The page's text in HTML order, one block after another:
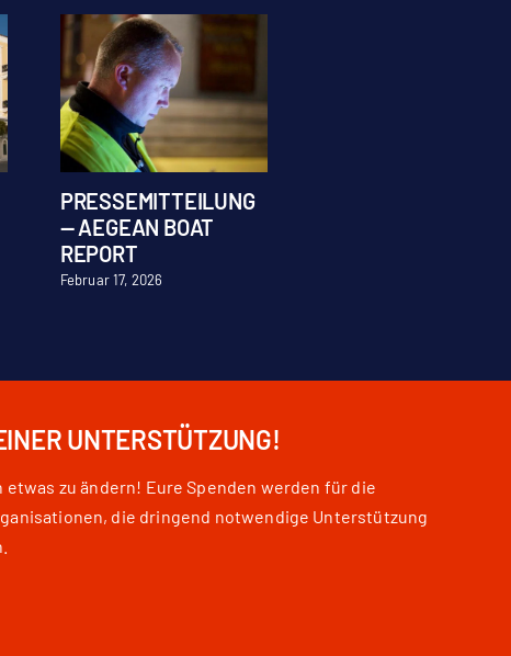
PRESSEMITTEILUNG
— AEGEAN BOAT
REPORT
Februar 17, 2026
UNTERSTÜTZUNG!
zu ändern! Eure Spenden werden für die
die dringend notwendige Unterstützung